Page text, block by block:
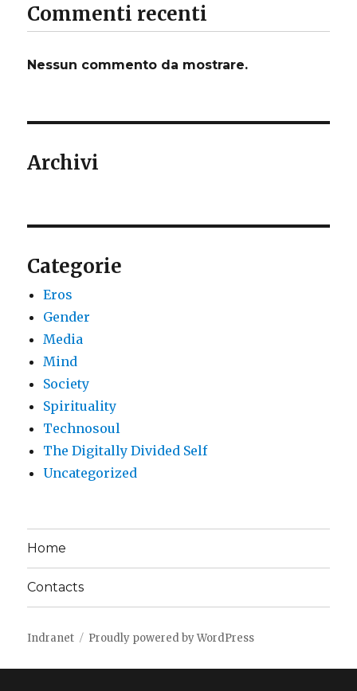
Commenti recenti
Nessun commento da mostrare.
Archivi
Categorie
Eros
Gender
Media
Mind
Society
Spirituality
Technosoul
The Digitally Divided Self
Uncategorized
Home
Contacts
Indranet Proudly powered by WordPress